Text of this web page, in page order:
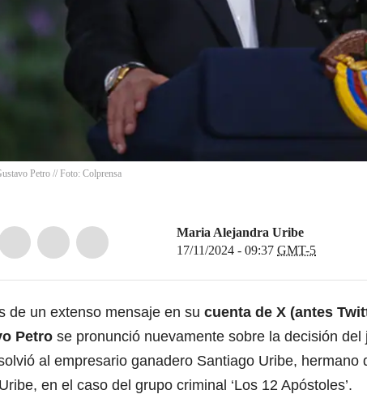
Petro // Foto: Colprensa
Maria Alejandra Uribe
17/11/2024 - 09:37 GMT-5
de un extenso mensaje en su cuenta de X (antes
Petro se pronunció nuevamente sobre la decisión del
al empresario ganadero Santiago Uribe, hermano
en el caso del grupo criminal ‘Los 12 Apóstoles’.